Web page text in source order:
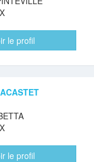
le profil
le profil